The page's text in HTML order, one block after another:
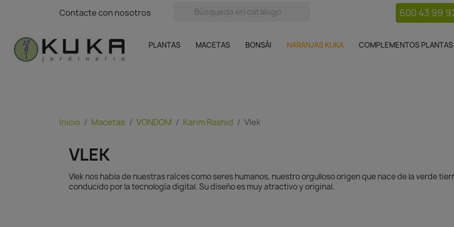
Contacte con nosotros
Contacte con nosotros 600 43 99
PLANTAS MACETAS BONSÁI NARANJAS KUKA COMPLEMENTOS PLANTAS
Complementos plantas
SIN GASTOS DE ENVÍO
Inicio Macetas VONDOM Karim Rashid Vlek
VLEK
Vlek nos habla de nuestras raíces como seres humanos, nuestro orgulloso origen que nace de la verde
conducido por la tecnología digital. Su diseño es muy atractivo y original.